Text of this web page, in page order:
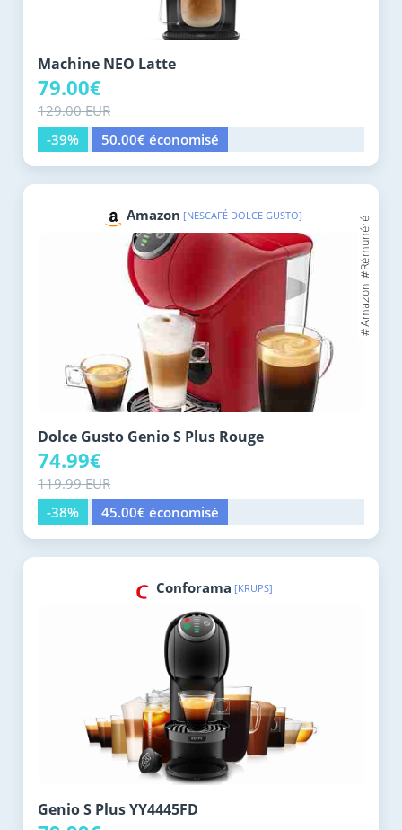
Machine NEO Latte
79.00€
129.00 EUR
-39%
50.00€ économisé
Amazon [NESCAFÉ DOLCE GUSTO]
Dolce Gusto Genio S Plus Rouge
74.99€
119.99 EUR
-38%
45.00€ économisé
Conforama [KRUPS]
Genio S Plus YY4445FD